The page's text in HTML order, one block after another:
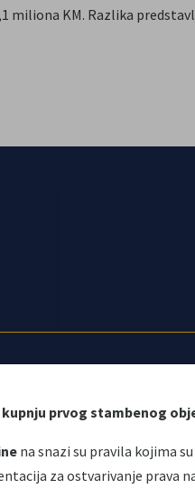
kupnju prvog stambenog
na snazi su pravila kojima
za ostvarivanje prava
miliona KM. Razlika
Korisni